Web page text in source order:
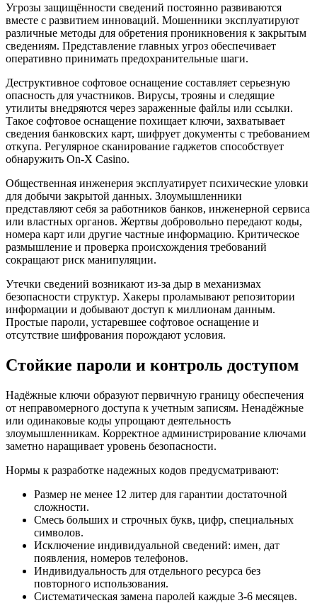
Угрозы защищённости сведений постоянно развиваются
вместе с развитием инноваций. Мошенники эксплуатируют
различные методы для обретения проникновения к закрытым
сведениям. Представление главных угроз обеспечивает
оперативно принимать предохранительные шаги.
Деструктивное софтовое оснащение составляет серьезную
опасность для участников. Вирусы, трояны и следящие
утилиты внедряются через зараженные файлы или ссылки.
Такое софтовое оснащение похищает ключи, захватывает
сведения банковских карт, шифрует документы с требованием
откупа. Регулярное сканирование гаджетов способствует
обнаружить On-X Casino.
Общественная инженерия эксплуатирует психические уловки
для добычи закрытой данных. Злоумышленники
представляют себя за работников банков, инженерной сервиса
или властных органов. Жертвы добровольно передают коды,
номера карт или другие частные информацию. Критическое
размышление и проверка происхождения требований
сокращают риск манипуляции.
Утечки сведений возникают из-за дыр в механизмах
безопасности структур. Хакеры проламывают репозитории
информации и добывают доступ к миллионам данным.
Простые пароли, устаревшее софтовое оснащение и
отсутствие шифрования порождают условия.
Стойкие пароли и контроль доступом
Надёжные ключи образуют первичную границу обеспечения
от неправомерного доступа к учетным записям. Ненадёжные
или одинаковые коды упрощают деятельность
злоумышленникам. Корректное администрирование ключами
заметно наращивает уровень безопасности.
Нормы к разработке надежных кодов предусматривают:
Размер не менее 12 литер для гарантии достаточной
сложности.
Смесь больших и строчных букв, цифр, специальных
символов.
Исключение индивидуальной сведений: имен, дат
появления, номеров телефонов.
Индивидуальность для отдельного ресурса без
повторного использования.
Систематическая замена паролей каждые 3-6 месяцев.